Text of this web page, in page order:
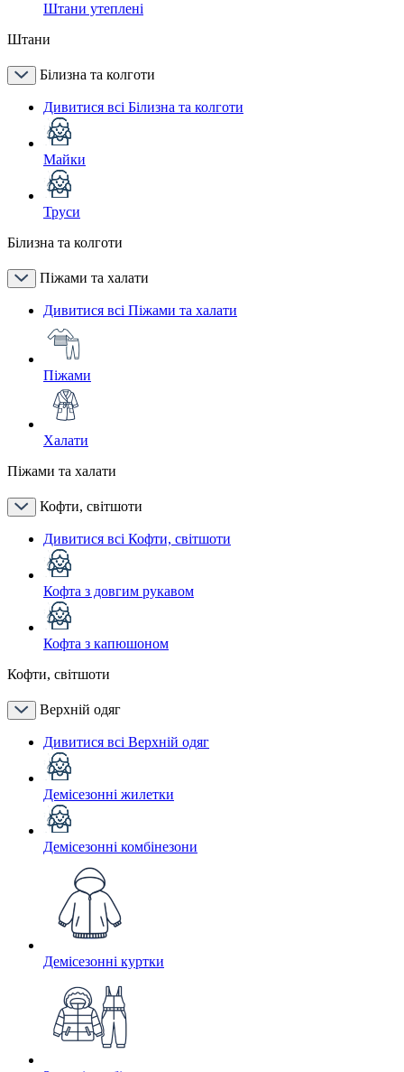
Штани утеплені
Штани
Білизна та колготи
Дивитися всі Білизна та колготи
Майки
Труси
Білизна та колготи
Піжами та халати
Дивитися всі Піжами та халати
Піжами
Халати
Піжами та халати
Кофти, світшоти
Дивитися всі Кофти, світшоти
Кофта з довгим рукавом
Кофта з капюшоном
Кофти, світшоти
Верхній одяг
Дивитися всі Верхній одяг
Демісезонні жилетки
Демісезонні комбінезони
Демісезонні куртки